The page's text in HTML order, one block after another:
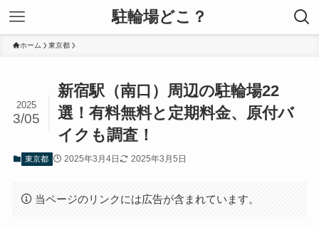
駐輪場どこ？
ホーム 東京都
新宿駅（南口）周辺の駐輪場22
選！有料無料と定期料金、原付バ
イクも調査！
2025
3/05
東京都 2025年3月4日 2025年3月5日
当ページのリンクには広告が含まれています。